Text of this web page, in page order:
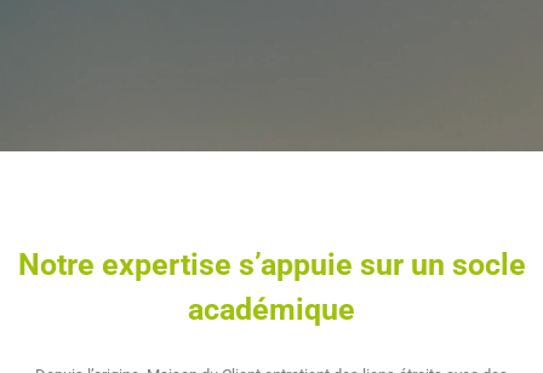
Notre expertise s’appuie sur un socle
académique